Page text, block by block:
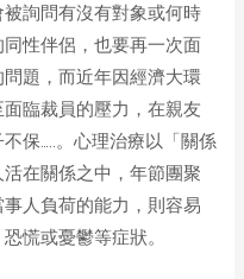
詢問有沒有對象或何時
性伴侶，也要再一次面
題，而近年因經濟大環
臨裁員的壓力，在親友
保…..。心理治療以「關係
在關係之中，年節團聚
人負荷的能力，則容易
慌或憂鬱等症狀。